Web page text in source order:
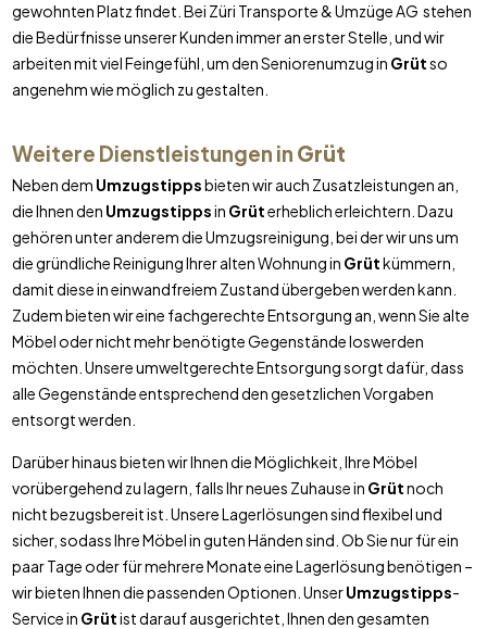
gewohnten Platz findet. Bei Züri Transporte & Umzüge AG stehen
die Bedürfnisse unserer Kunden immer an erster Stelle, und wir
arbeiten mit viel Feingefühl, um den Seniorenumzug in Grütso
angenehm wie möglich zu gestalten.
Weitere Dienstleistungen in Grüt
Neben dem Umzugstippsbieten wir auch Zusatzleistungen an,
die Ihnen den Umzugstippsin Grüterheblich erleichtern. Dazu
gehören unter anderem die Umzugsreinigung, bei der wir uns um
die gründliche Reinigung Ihrer alten Wohnung in Grütkümmern,
damit diese in einwandfreiem Zustand übergeben werden kann.
Zudem bieten wir eine fachgerechte Entsorgung an, wenn Sie alte
Möbel oder nicht mehr benötigte Gegenstände loswerden
möchten. Unsere umweltgerechte Entsorgung sorgt dafür, dass
alle Gegenstände entsprechend den gesetzlichen Vorgaben
entsorgt werden.
Darüber hinaus bieten wir Ihnen die Möglichkeit, Ihre Möbel
vorübergehend zu lagern, falls Ihr neues Zuhause in Grütnoch
nicht bezugsbereit ist. Unsere Lagerlösungen sind flexibel und
sicher, sodass Ihre Möbel in guten Händen sind. Ob Sie nur für ein
paar Tage oder für mehrere Monate eine Lagerlösung benötigen –
wir bieten Ihnen die passenden Optionen. UnserUmzugstipps-
Service in Grütist darauf ausgerichtet, Ihnen den gesamten